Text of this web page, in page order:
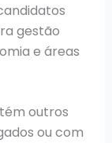
gestão
e áreas
outros
ou com